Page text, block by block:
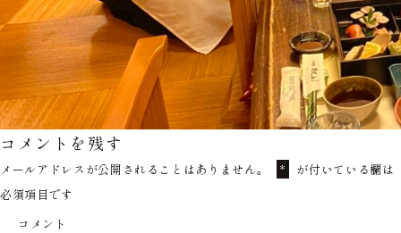
コメントを残す
メールアドレスが公開されることはありません。 *
が付いている欄は
必須項目です
コメント